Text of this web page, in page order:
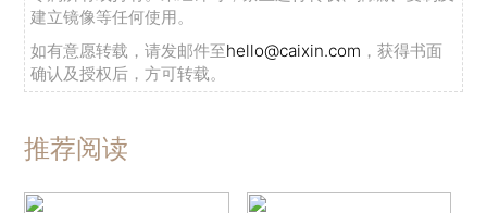
建立镜像等任何使用。
如有意愿转载，请发邮件至hello@caixin.com ，获得书面
确认及授权后，方可转载。
推荐阅读